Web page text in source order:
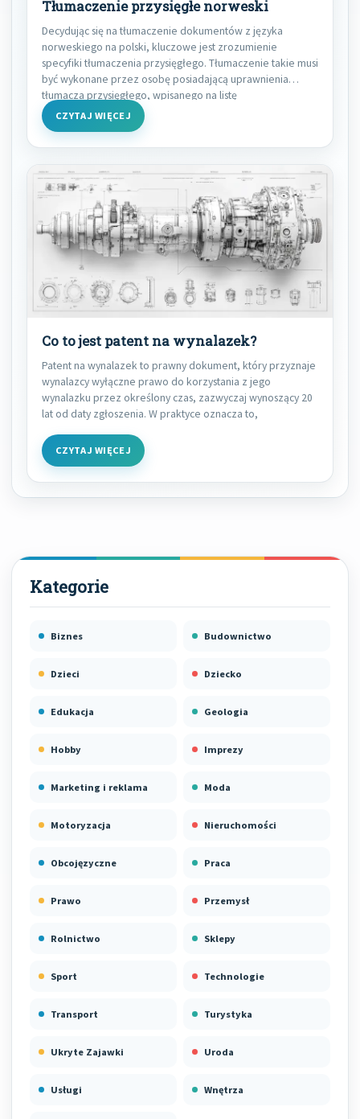
Tłumaczenie przysięgłe norweski
Decydując się na tłumaczenie dokumentów z języka
norweskiego na polski, kluczowe jest zrozumienie
specyfiki tłumaczenia przysięgłego. Tłumaczenie takie musi
być wykonane przez osobę posiadającą uprawnienia
tłumacza przysięgłego, wpisanego na listę
CZYTAJ WIĘCEJ
Co to jest patent na wynalazek?
Patent na wynalazek to prawny dokument, który przyznaje
wynalazcy wyłączne prawo do korzystania z jego
wynalazku przez określony czas, zazwyczaj wynoszący 20
lat od daty zgłoszenia. W praktyce oznacza to,
CZYTAJ WIĘCEJ
Biznes Budownictwo
Dzieci Dziecko
Edukacja Geologia
Hobby Imprezy
Marketing i reklama Moda
Motoryzacja Nieruchomości
Obcojęzyczne Praca
Prawo Przemysł
Rolnictwo Sklepy
Sport Technologie
Transport Turystyka
Ukryte Zajawki Uroda
Usługi Wnętrza